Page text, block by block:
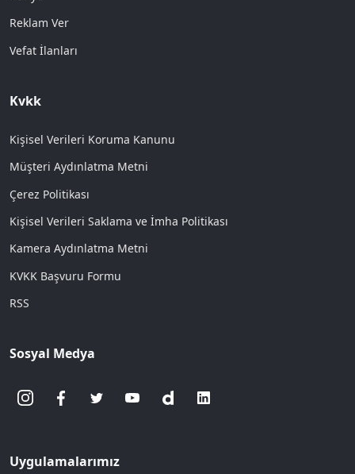
Reklam Ver
Vefat İlanları
Kvkk
Kişisel Verileri Koruma Kanunu
Müşteri Aydınlatma Metni
Çerez Politikası
Kişisel Verileri Saklama ve İmha Politikası
Kamera Aydınlatma Metni
KVKK Başvuru Formu
RSS
Sosyal Medya
Uygulamalarımız